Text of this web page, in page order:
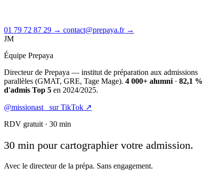
01 79 72 87 29 → contact@prepaya.fr →
JM
Équipe Prepaya
Directeur de Prepaya — institut de préparation aux admissions
parallèles (GMAT, GRE, Tage Mage). 4 000+ alumni · 82,1 %
d'admis Top 5 en 2024/2025.
@missionast_ sur TikTok ↗
RDV gratuit · 30 min
30 min pour cartographier votre admission.
Avec le directeur de la prépa. Sans engagement.